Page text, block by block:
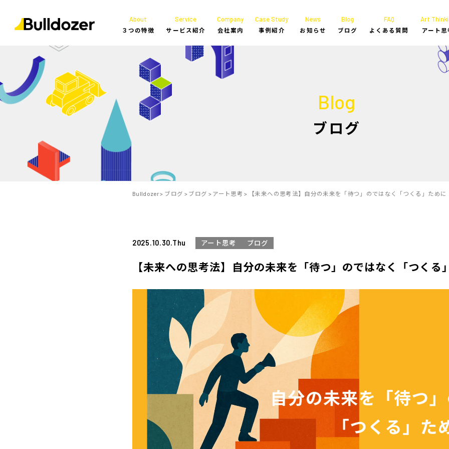
About
３つの特徴
Service
サービス紹介
Company
会社案内
Case Study
事例紹介
News
お知らせ
Blog
ブログ
FAQ
よくある質問
Art
アート
Blog
ブログ
Bulldozer> ブログ > ブログ > アート思考 > 【未来への思考法】自分の未来を「待つ」のではなく「つくる」ために
2025.10.30.Thu アート思考 ブログ
【未来への思考法】自分の未来を「待つ」のではなく「つくる